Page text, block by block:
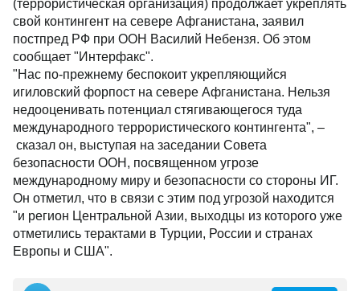
(террористическая организация) продолжает укреплять
свой контингент на севере Афганистана, заявил
постпред РФ при ООН Василий Небензя. Об этом
сообщает "Интерфакс".
"Нас по-прежнему беспокоит укрепляющийся
игиловский форпост на севере Афганистана. Нельзя
недооценивать потенциал стягивающегося туда
международного террористического контингента", –
сказал он, выступая на заседании Совета
безопасности ООН, посвященном угрозе
международному миру и безопасности со стороны ИГ.
Он отметил, что в связи с этим под угрозой находится
"и регион Центральной Азии, выходцы из которого уже
отметились терактами в Турции, России и странах
Европы и США".